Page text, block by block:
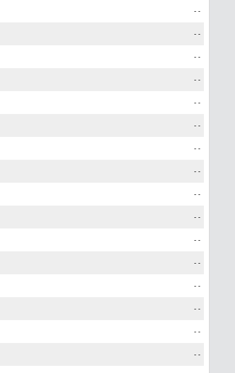
--
--
--
--
--
--
--
--
--
--
--
--
--
--
--
--